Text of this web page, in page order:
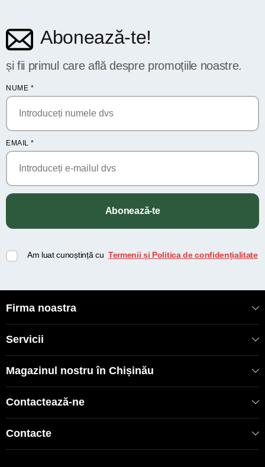
Abonează-te!
și fii primul care află despre promoțiile noastre.
NUME *
EMAIL *
Abonează-te
Am luat cunoștință cu Termenii și Politica de confidențialitate
Firma noastra
Servicii
Magazinul nostru în Chișinău
Contactează-ne
Contacte